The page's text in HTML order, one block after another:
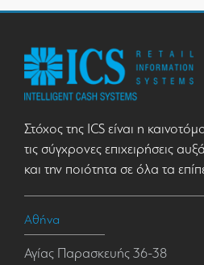
Στόχος της ICS είναι η
τις σύγχρονες επιχειρήσεις
και την ποιότητα σε όλα τα
Αθήνα
Αγίας Παρασκευής 36-38